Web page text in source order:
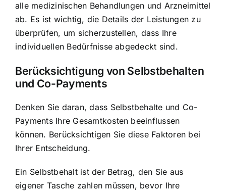
alle medizinischen Behandlungen und Arzneimittel
ab. Es ist wichtig, die Details der Leistungen zu
überprüfen, um sicherzustellen, dass Ihre
individuellen Bedürfnisse abgedeckt sind.
Berücksichtigung von Selbstbehalten
und Co-Payments
Denken Sie daran, dass Selbstbehalte und Co-
Payments Ihre Gesamtkosten beeinflussen
können. Berücksichtigen Sie diese Faktoren bei
Ihrer Entscheidung.
Ein Selbstbehalt ist der Betrag, den Sie aus
eigener Tasche zahlen müssen, bevor Ihre